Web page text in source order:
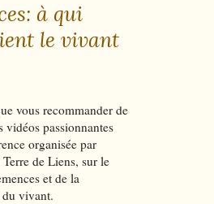
à qui
le vivant
vous recommander de
vidéos passionnantes
organisée par
Terre de Liens, sur le
et de la
vivant.